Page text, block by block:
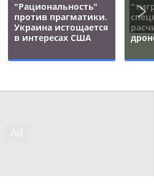
"Рациональность"
против прагматики.
Украина истощается
в интересах США